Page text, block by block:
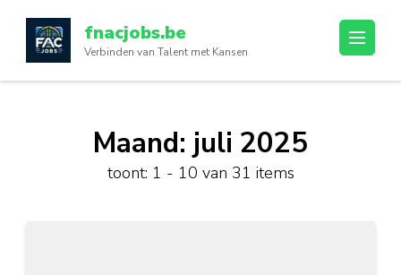
inhoud
(druk
fnacjobs.be
Verbinden van Talent met Kansen
Maand: juli 2025
toont: 1 - 10 van 31 items